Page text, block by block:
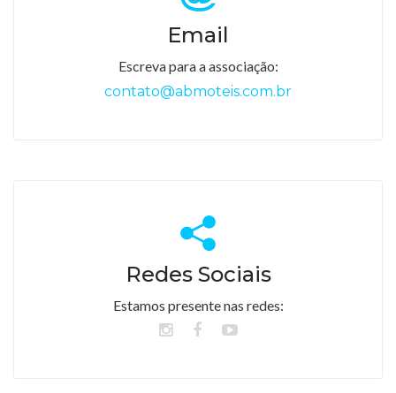
Email
Escreva para a associação:
contato@abmoteis.com.br
Redes Sociais
Estamos presente nas redes: